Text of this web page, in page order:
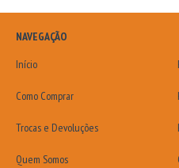
NAVEGAÇÃO
Início
Como Comprar
Trocas e Devoluções
Quem Somos